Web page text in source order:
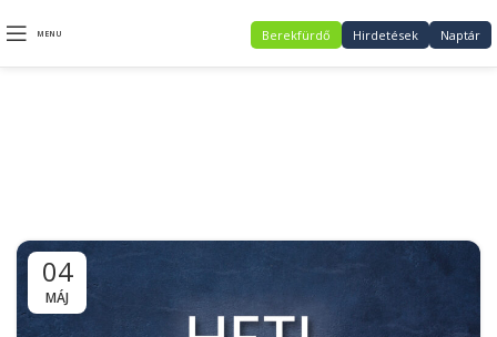
MENU Berekfürdő Hirdetések Naptár
04
MÁJ